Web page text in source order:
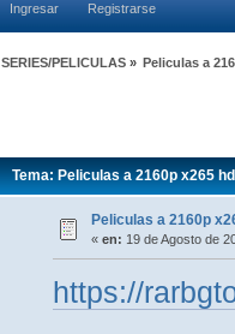
Ingresar Registrarse
SERIES/PELICULAS» Peliculas a
Tema: Peliculas a 2160p x265
Peliculas a 2160p
« en: 19 de Agosto de
https://